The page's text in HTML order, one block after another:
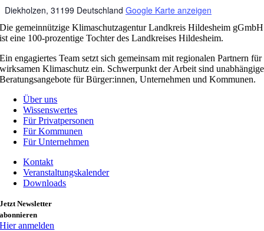
Diekholzen, 31199 Deutschland Google Karte anzeigen
Die gemeinnützige Klimaschutzagentur Landkreis Hildesheim gGmbH
ist eine 100-prozentige Tochter des Landkreises Hildesheim.
Ein engagiertes Team setzt sich gemeinsam mit regionalen Partnern für
wirksamen Klimaschutz ein. Schwerpunkt der Arbeit sind unabhängige
Beratungsangebote für Bürger:innen, Unternehmen und Kommunen.
Über uns
Wissenswertes
Für Privatpersonen
Für Kommunen
Für Unternehmen
Kontakt
Veranstaltungskalender
Downloads
Jetzt Newsletter
abonnieren
Hier anmelden